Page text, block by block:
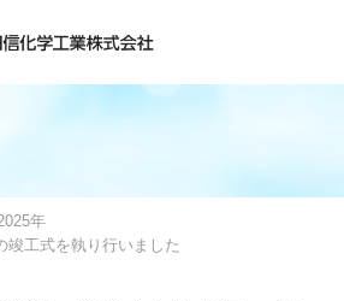
年
竣工式を執り行いました